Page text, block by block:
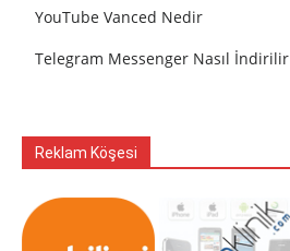
YouTube Vanced Nedir
Telegram Messenger Nasıl İndirilir
Reklam Köşesi